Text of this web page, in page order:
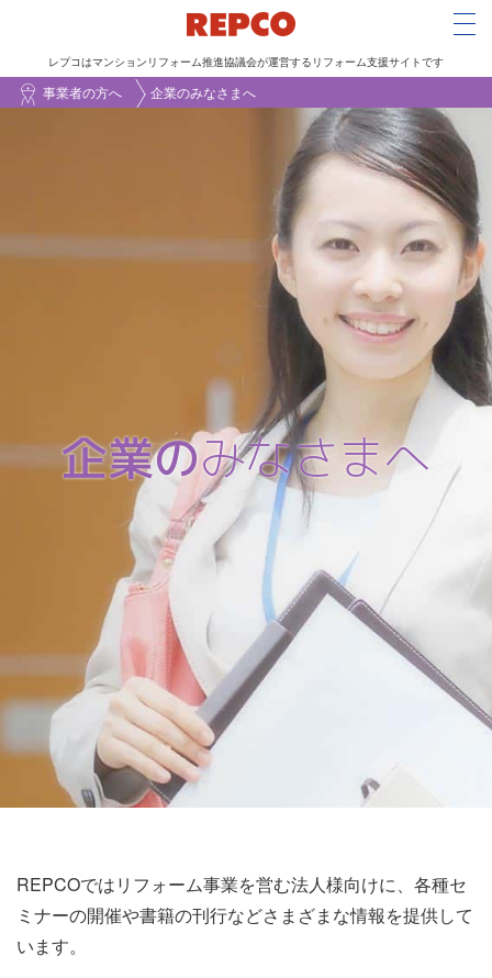
レプコはマンションリフォーム推進協議会が運営するリフォーム支援サイトです
事業者の方へ 企業のみなさまへ
企業のみなさまへ
REPCOではリフォーム事業を営む法人様向けに、各種セ
ミナーの開催や書籍の刊行などさまざまな情報を提供して
います。